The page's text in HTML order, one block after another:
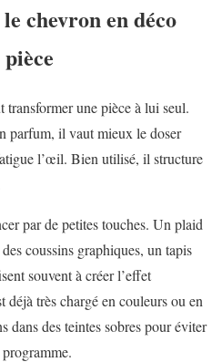
chevron en déco
une pièce à lui seul.
parfum, il vaut mieux le doser
l’œil. Bien utilisé, il structure
par de petites touches. Un plaid
coussins graphiques, un tapis
souvent à créer l’effet
déjà très chargé en couleurs ou en
dans des teintes sobres pour éviter